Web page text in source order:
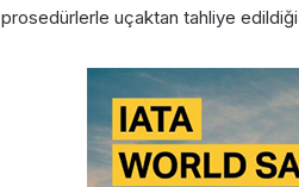
prosedürlerle uçaktan tahliye